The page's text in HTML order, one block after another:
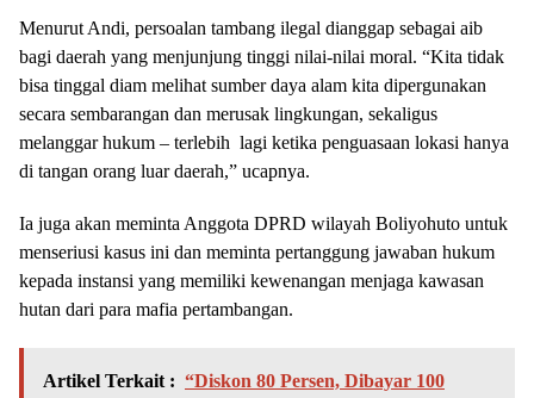
Menurut Andi, persoalan tambang ilegal dianggap sebagai aib
bagi daerah yang menjunjung tinggi nilai-nilai moral. “Kita tidak
bisa tinggal diam melihat sumber daya alam kita dipergunakan
secara sembarangan dan merusak lingkungan, sekaligus
melanggar hukum – terlebih lagi ketika penguasaan lokasi hanya
di tangan orang luar daerah,” ucapnya.
Ia juga akan meminta Anggota DPRD wilayah Boliyohuto untuk
menseriusi kasus ini dan meminta pertanggung jawaban hukum
kepada instansi yang memiliki kewenangan menjaga kawasan
hutan dari para mafia pertambangan.
Artikel Terkait : “Diskon 80 Persen, Dibayar 100